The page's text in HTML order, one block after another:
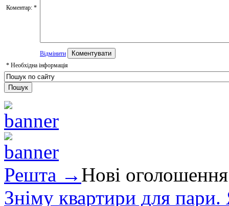
Коментар: *
Відмінити
* Необхідна інформація
Решта → Нові оголошення
Зніму квартири для